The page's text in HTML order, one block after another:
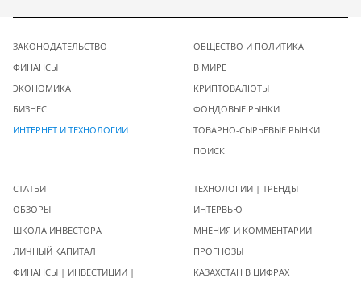
ЗАКОНОДАТЕЛЬСТВО
ФИНАНСЫ
ЭКОНОМИКА
БИЗНЕС
ИНТЕРНЕТ И ТЕХНОЛОГИИ
ОБЩЕСТВО И ПОЛИТИКА
В МИРЕ
КРИПТОВАЛЮТЫ
ФОНДОВЫЕ РЫНКИ
ТОВАРНО-СЫРЬЕВЫЕ РЫНКИ
ПОИСК
СТАТЬИ
ОБЗОРЫ
ШКОЛА ИНВЕСТОРА
ЛИЧНЫЙ КАПИТАЛ
ФИНАНСЫ | ИНВЕСТИЦИИ |
ТЕХНОЛОГИИ | ТРЕНДЫ
ИНТЕРВЬЮ
МНЕНИЯ И КОММЕНТАРИИ
ПРОГНОЗЫ
КАЗАХСТАН В ЦИФРАХ